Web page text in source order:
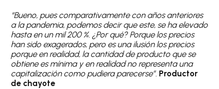
“Bueno, pues comparativamente con años anteriores
a la pandemia, podemos decir que este, se ha elevado
hasta en un mil 200 %. ¿Por qué? Porque los precios
han sido exagerados, pero es una ilusión los precios
porque en realidad, la cantidad de producto que se
obtiene es mínima y en realidad no representa una
capitalización como pudiera parecerse”. Productor
de chayote